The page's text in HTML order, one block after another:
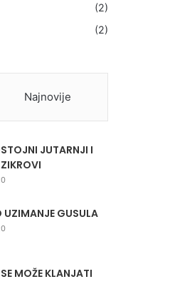
(2)
(2)
Najnovije
JUTARNJI I
UZIMANJE GUSULA
MOŽE KLANJATI